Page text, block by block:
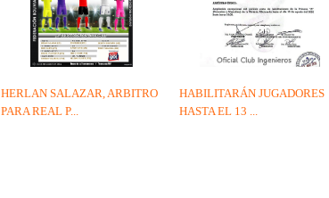
HABILITARÁN JUGADORES
HASTA EL 13 ...
HERLAN SALAZAR, ARBITRO
PARA REAL P...